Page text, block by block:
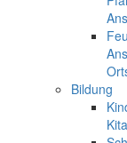
Bildung